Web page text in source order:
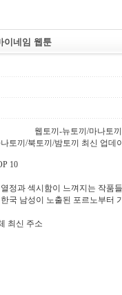
이네임 웹툰
웹토끼-뉴토끼/마나토
토끼/북토끼/밤토끼 최신 업데
10
정과 섹시함이 느껴지는 작품들
국 남성이 노출된 포르노부터
최신 주소